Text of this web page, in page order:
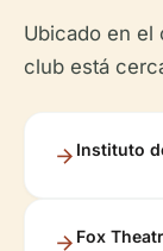
Ubicado en el
club está
Instituto
Fox